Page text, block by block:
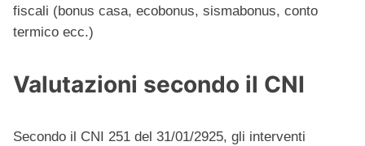
fiscali (bonus casa, ecobonus, sismabonus, conto
termico ecc.)
Valutazioni secondo il CNI
Secondo il CNI 251 del 31/01/2925, gli interventi